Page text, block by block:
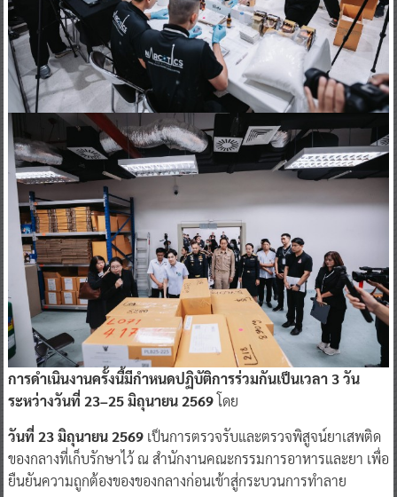
การดำเนินงานครั้งนี้มีกำหนดปฏิบัติการร่วมกันเป็นเวลา 3 วัน
ระหว่างวันที่ 23–25 มิถุนายน 2569โดย
วันที่ 23 มิถุนายน 2569เป็นการตรวจรับและตรวจพิสูจน์ยาเสพติด
ของกลางที่เก็บรักษาไว้ ณ สำนักงานคณะกรรมการอาหารและยา เพื่อ
ยืนยันความถูกต้องของของกลางก่อนเข้าสู่กระบวนการทำลาย